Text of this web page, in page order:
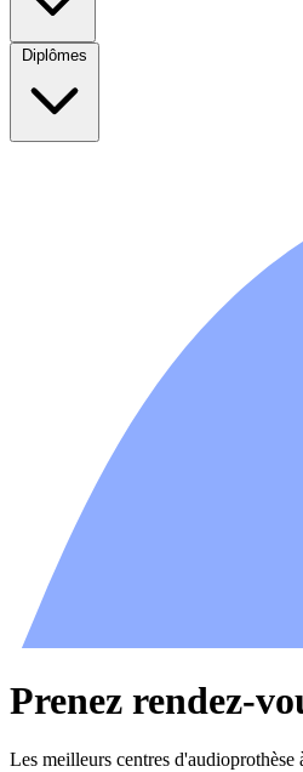
Diplômes
Prenez rendez-
Les meilleurs centres d'audioprothèse